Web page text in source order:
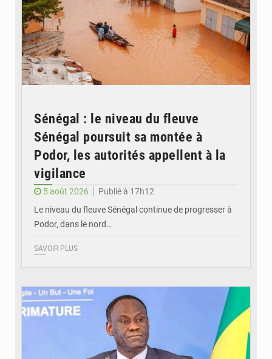
Sénégal : le niveau du fleuve
Sénégal poursuit sa montée à
Podor, les autorités appellent à la
vigilance
5 août 2026
Publié à 17h12
Le niveau du fleuve Sénégal continue de progresser à
Podor, dans le nord…
SAVOIR PLUS